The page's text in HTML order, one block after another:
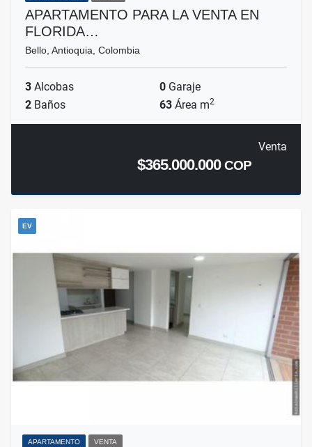
APARTAMENTO PARA LA VENTA EN
FLORIDA…
Bello, Antioquia, Colombia
3 Alcobas 0 Garaje
2 Baños 63 Área m2
Venta
$365.000.000COP
EV
APARTAMENTO VENTA